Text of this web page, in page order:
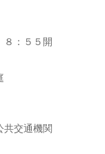
８：５５開
交通機関